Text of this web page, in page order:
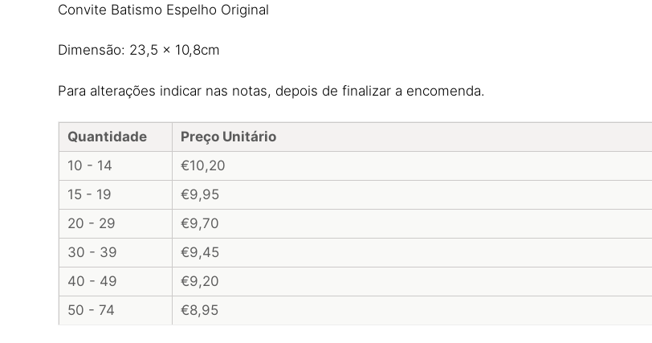
Convite Batismo Espelho Original
Dimensão: 23,5 x 10,8cm
Para alterações indicar nas notas, depois de finalizar a encomenda.
Quantidade
Preço Unitário
10 - 14
€10,20
15 - 19
€9,95
20 - 29
€9,70
30 - 39
€9,45
40 - 49
€9,20
50 - 74
€8,95